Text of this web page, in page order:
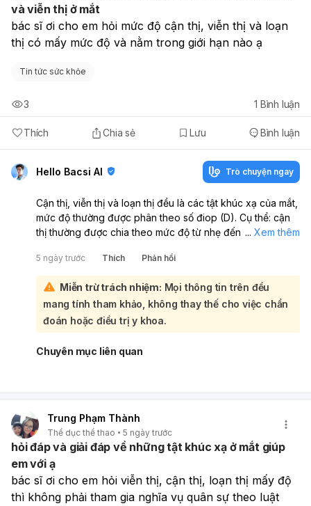
và viễn thị ở mắt
bác sĩ ơi cho em hỏi mức độ cận thị, viễn thị và loạn
thị có mấy mức độ và nằm trong giới hạn nào ạ
Tin tức sức khỏe
Thích Chia sẻ Lưu Bình luận
3 1 Bình luận
Hello Bacsi AI Trò chuyện ngay
Cận thị, viễn thị và loạn thị đều là các tật khúc xạ của mắt,
mức độ thường được phân theo số điop (D). Cụ thể: cận
thị thường được chia theo mức độ từ nhẹ đến nặng, loạn
giá theo số điop dương. Với loạn thị, có thể chia như sau:
nhẹ dưới 1.0D, trung bình 1.0–2.0D, nặng 2.0–3.0D, và
nghiêm trọng từ 3.0D trở lên. Với cận thị, mức độ thường
được xác định theo số độ cận và thị lực, nhưng để biết
chính xác cần khám mắt chuyên khoa; thị lực chỉ giúp gợi
ý chứ không kết luận được độ cận. Viễn thị cũng cần đo
khúc xạ để xác định chính xác mức độ. Nếu bạn muốn,
hơn.
... Xem thêm
5 ngày trước Thích Phản hồi
Miễn trừ trách nhiệm: Mọi thông tin trên đều
mang tính tham khảo, không thay thế cho việc chẩn
đoán hoặc điều trị y khoa.
Chuyên mục liên quan
Trung Phạm Thành
Thể dục thể thao 5 ngày trước
hỏi đáp và giải đáp về những tật khúc xạ ở mắt giúp
em với ạ
bác sĩ ơi cho em hỏi viễn thị, cận thị, loạn thị mấy độ
thì không phải tham gia nghĩa vụ quân sự theo luật